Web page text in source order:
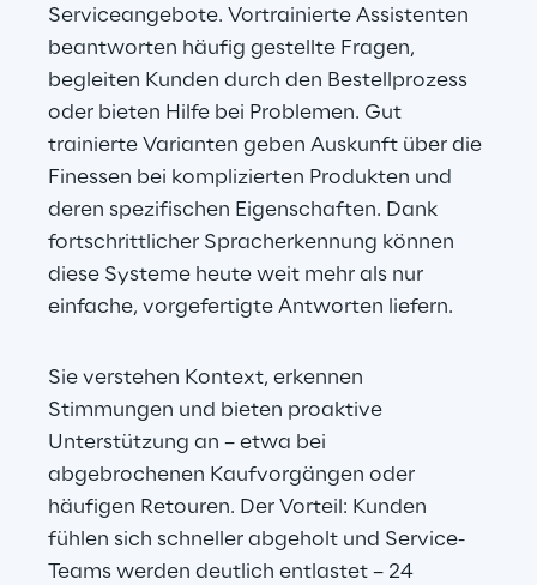
Serviceangebote. Vortrainierte Assistenten
beantworten häufig gestellte Fragen,
begleiten Kunden durch den Bestellprozess
oder bieten Hilfe bei Problemen. Gut
trainierte Varianten geben Auskunft über die
Finessen bei komplizierten Produkten und
deren spezifischen Eigenschaften. Dank
fortschrittlicher Spracherkennung können
diese Systeme heute weit mehr als nur
einfache, vorgefertigte Antworten liefern.
Sie verstehen Kontext, erkennen
Stimmungen und bieten proaktive
Unterstützung an – etwa bei
abgebrochenen Kaufvorgängen oder
häufigen Retouren. Der Vorteil: Kunden
fühlen sich schneller abgeholt und Service-
Teams werden deutlich entlastet – 24